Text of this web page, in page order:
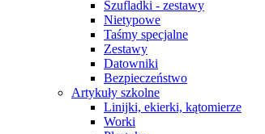
Szufladki - zestawy
Nietypowe
Taśmy specjalne
Zestawy
Datowniki
Bezpieczeństwo
Artykuły szkolne
Linijki, ekierki, kątomierze
Worki